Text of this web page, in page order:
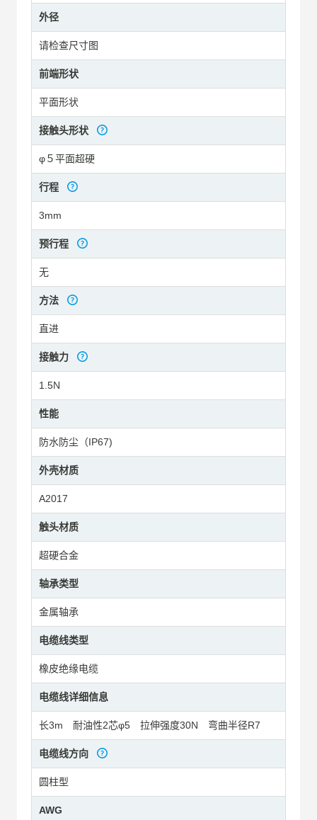
外径
请检查尺寸图
前端形状
平面形状
接触头形状
φ５平面超硬
行程
3mm
预行程
无
方法
直进
接触力
1.5N
性能
防水防尘（IP67)
外壳材质
A2017
触头材质
超硬合金
轴承类型
金属轴承
电缆线类型
橡皮绝缘电缆
电缆线详细信息
长3m 耐油性2芯φ5 拉伸强度30N 弯曲半径R7
电缆线方向
圆柱型
AWG